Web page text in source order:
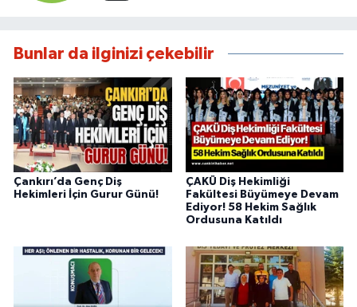
Bunlar da ilginizi çekebilir
Çankırı’da Genç Diş
Hekimleri İçin Gurur Günü!
ÇAKÜ Diş Hekimliği
Fakültesi Büyümeye Devam
Ediyor! 58 Hekim Sağlık
Ordusuna Katıldı